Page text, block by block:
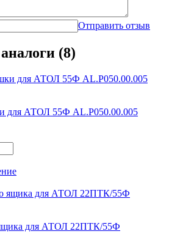
Отправить отзыв
(8)
для АТОЛ 55Ф AL.P050.00.005
для АТОЛ 22ПТК/55Ф